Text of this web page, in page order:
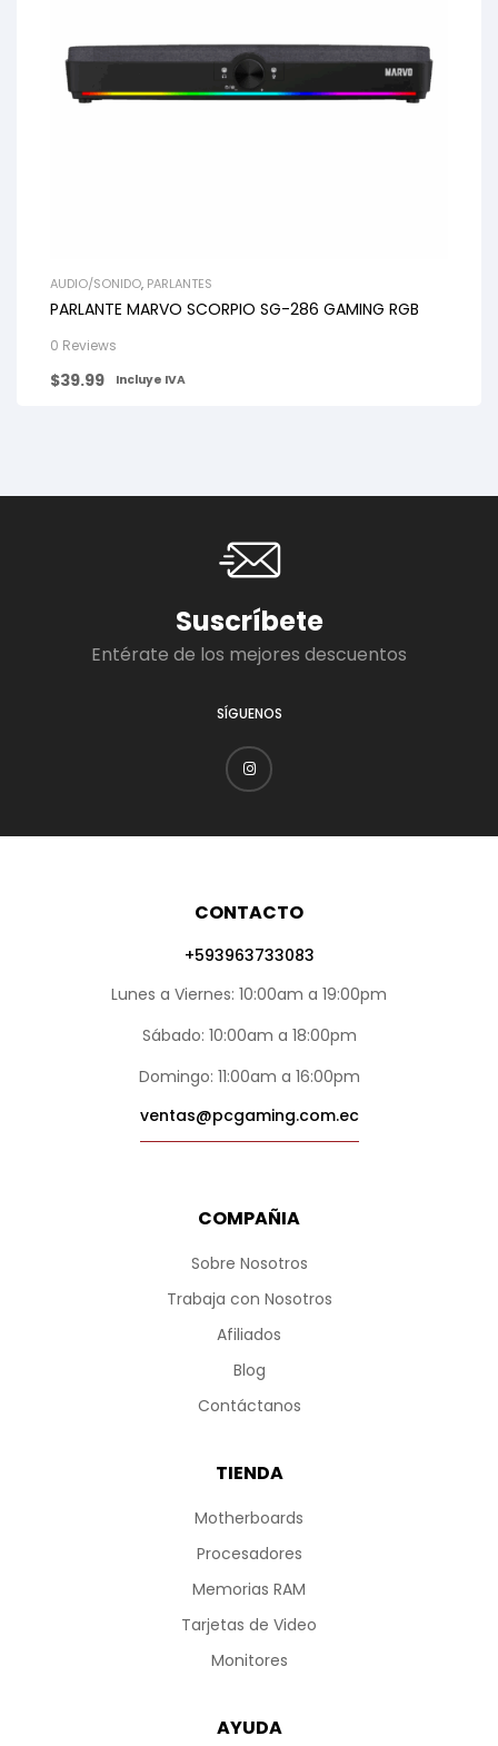
AUDIO/SONIDO, PARLANTES
PARLANTE MARVO SCORPIO SG-286 GAMING RGB
0 Reviews
$39.99 Incluye IVA
Suscríbete
Entérate de los mejores descuentos
SÍGUENOS
COMPAÑIA
Sobre Nosotros
Trabaja con Nosotros
Afiliados
Blog
Contáctanos
TIENDA
Motherboards
Procesadores
Memorias RAM
Tarjetas de Video
Monitores
AYUDA
CONTACTO
+593963733083
Lunes a Viernes: 10:00am a 19:00pm
Sábado: 10:00am a 18:00pm
Domingo: 11:00am a 16:00pm
ventas@pcgaming.com.ec